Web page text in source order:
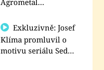
Agrometal
prima+
Exkluzivně: Josef
Klíma promluvil o
motivu seriálu Sedm